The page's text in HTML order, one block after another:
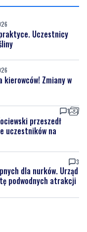
Uczestnicy
kierowców! Zmiany w
1
przeszedł
uczestników na
3
dla nurków. Urząd
podwodnych atrakcji